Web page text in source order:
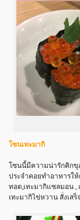
โซนเทะมากิ
โซนนี้มีความน่ารักคิกขุ
ประจำคอยทำอาหารใ
ทอด,เทะมากิแซลมอน ,
เทะมากิไข่หวาน สั่งเส